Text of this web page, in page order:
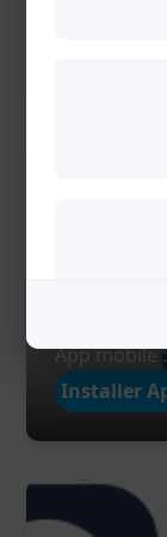
Site web :
App mobile
Installer
iKelGroup